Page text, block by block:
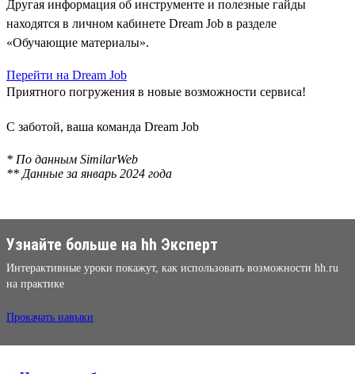
Другая информация об инструменте и полезные гайды
находятся в личном кабинете Dream Job в разделе
«Обучающие материалы».
Перейти на Dream Job
Приятного погружения в новые возможности сервиса!
С заботой, ваша команда Dream Job
* По данным SimilarWeb
** Данные за январь 2024 года
Узнайте больше на hh Эксперт
Интерактивные уроки покажут, как использовать возможности hh.ru
на практике
Прокачать навыки